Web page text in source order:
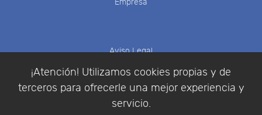
¡Atención! Utilizamos cookies propias y de
terceros para ofrecerle una mejor experiencia y
servicio.
Aviso Legal
Política de Privacidad
Condiciones de compra
Identificarse